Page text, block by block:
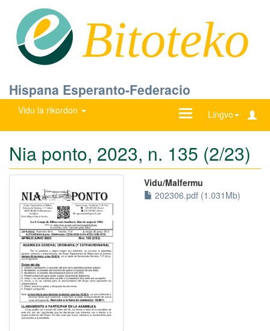
Bitoteko
Hispana Esperanto-Federacio
Vidu la rikordon Lingvo
Ŝanĝu
Nia ponto, 2023, n. 135 (2/23)
Vidu/Malfermu
202306.pdf (1.031Mb)